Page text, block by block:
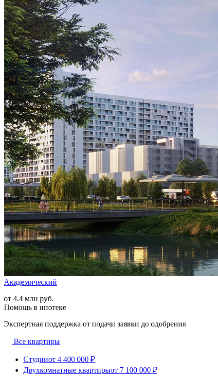
Академический
от 4.4 млн руб.
Помощь в ипотеке
Экспертная поддержка от подачи заявки до одобрения
Все квартиры
Студииот 4 400 000 ₽
Двухкомнатные квартирыот 7 100 000 ₽